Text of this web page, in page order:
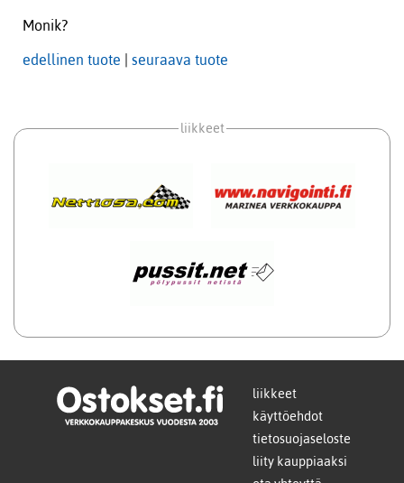
Monik?
edellinen tuote seuraava tuote
liikkeet
liikkeet
käyttöehdot
tietosuojaseloste
liity kauppiaaksi